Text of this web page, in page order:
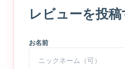
レビューを投稿
お名前